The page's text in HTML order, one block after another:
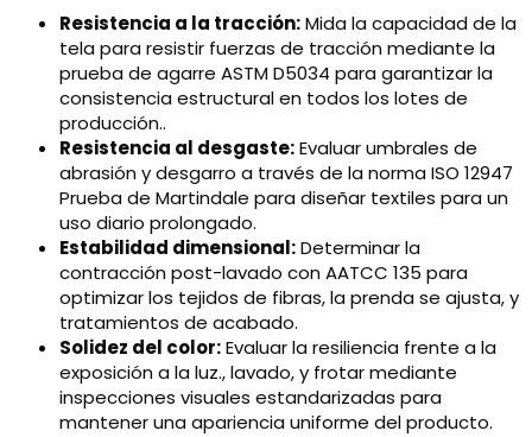
Resistencia a la tracción:Mida la capacidad de la
tela para resistir fuerzas de tracción mediante la
prueba de agarre ASTM D5034 para garantizar la
consistencia estructural en todos los lotes de
producción..
Resistencia al desgaste:Evaluar umbrales de
abrasión y desgarro a través de la norma ISO 12947
Prueba de Martindale para diseñar textiles para un
uso diario prolongado.
Estabilidad dimensional:Determinar la
contracción post-lavado con AATCC 135 para
optimizar los tejidos de fibras, la prenda se ajusta, y
tratamientos de acabado.
Solidez del color:Evaluar la resiliencia frente a la
exposición a la luz., lavado, y frotar mediante
inspecciones visuales estandarizadas para
mantener una apariencia uniforme del producto.